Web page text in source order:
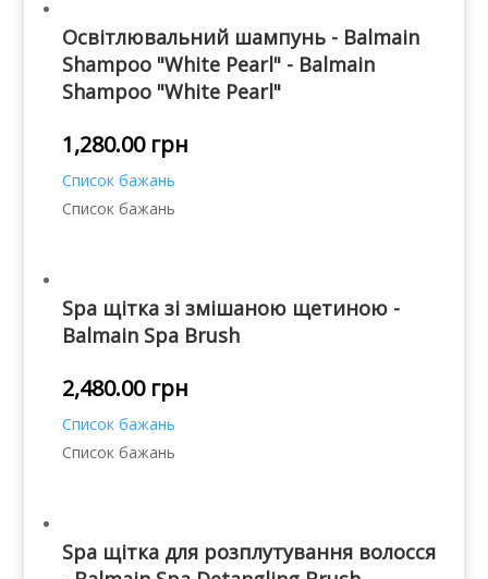
Освітлювальний шампунь - Balmain
Shampoo "White Pearl" - Balmain
Shampoo "White Pearl"
1,280.00 грн
Список бажань
Список бажань
Spa щітка зі змішаною щетиною -
Balmain Spa Brush
2,480.00 грн
Список бажань
Список бажань
Spa щітка для розплутування волосся